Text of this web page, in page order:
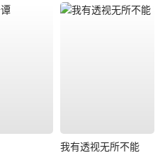
我有透视无所不能